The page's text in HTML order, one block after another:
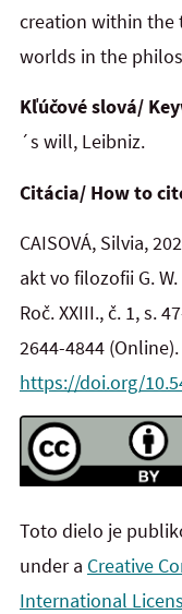
creation within the
worlds in the
Kľúčové slová/
´s will, Leibniz.
Citácia/ How to
CAISOVÁ, Silvia,
akt vo filozofii G.
Roč. XXIII., č. 1, s.
2644-4844
https://doi.org/
Toto dielo je
under a Creative
International